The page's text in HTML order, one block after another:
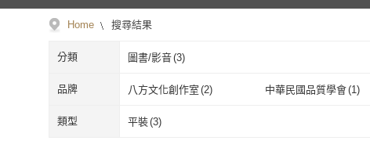
Home 搜尋結果
分類 圖書/影音(3)
品牌 八方文化創作室 (2) 中華民國品質學會(1)
八方文化創作室
類型 平裝(3)